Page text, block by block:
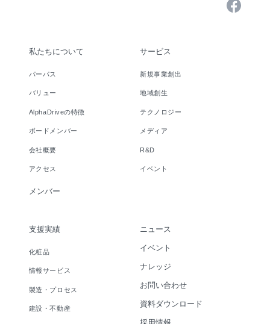
私たちについて
パーパス
バリュー
AlphaDriveの特徴
ボードメンバー
会社概要
アクセス
メンバー
サービス
新規事業創出
地域創生
テクノロジー
メディア
R&D
イベント
支援実績
化粧品
情報サービス
製造・プロセス
建設・不動産
ニュース
イベント
ナレッジ
お問い合わせ
資料ダウンロード